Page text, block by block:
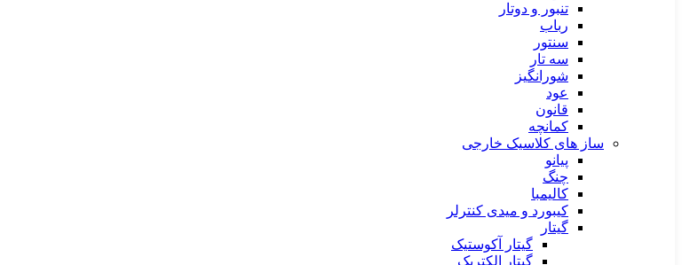
تنبور و دوتار
رباب
سنتور
سه تار
شورانگیز
عود
قانون
کمانچه
ساز های کلاسیک خارجی
پیانو
چنگ
کالیمبا
کیبورد و میدی کنترلر
گیتار
گیتار آکوستیک
گیتار الکتریک